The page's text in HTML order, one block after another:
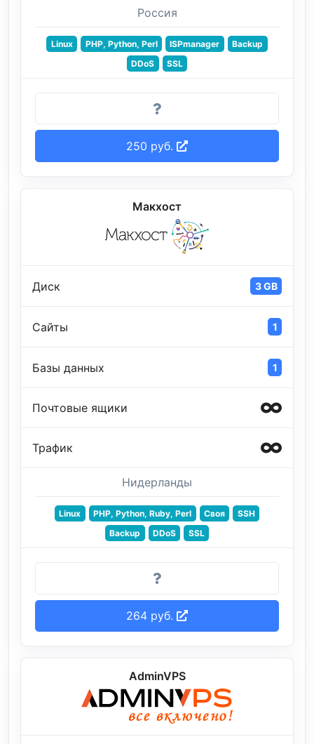
Россия
Linux PHP, Python, Perl ISPmanager
Backup
DDoS
SSL
250 руб.
Макхост
Диск 3 GB
Сайты 1
Базы данных 1
Почтовые ящики
Трафик
Нидерланды
Linux PHP, Python, Ruby, Perl Своя
SSH
Backup
DDoS SSL
264 руб.
AdminVPS